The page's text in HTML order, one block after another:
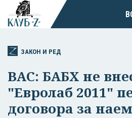
ЗАКОН И РЕД
ВАС: БАБХ не
"Евролаб 2011"
договора за наем